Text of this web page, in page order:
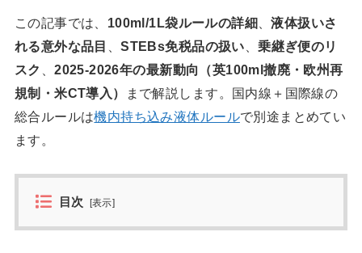
この記事では、 100ml/1L袋ルールの詳細、液体扱いさ
れる意外な品目
、STEBs免税品の扱い 、乗継ぎ便のリ
スク
、2025-2026年の最新動向（英100ml撤廃・欧州再
規制・米CT導入）
まで解説します。国内線＋国際線の
総合ルールは機内持ち込み液体ルールで別途まとめてい
ます。
目次 [表示]